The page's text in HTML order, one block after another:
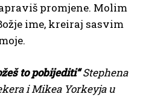
promjene. Molim
ime, kreiraj sasvim
to pobijediti“Stephena
i Mikea Yorkeyja u